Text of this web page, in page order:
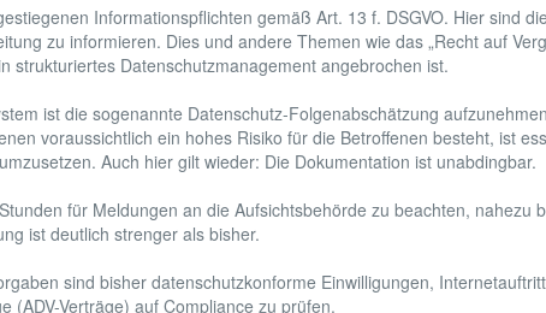
Informationspflichten gemäß Art. 13 f. DSGVO. Hier sind
zu informieren. Dies und andere Themen wie das „Recht auf
strukturiertes Datenschutzmanagement angebrochen ist.
ist die sogenannte Datenschutz-Folgenabschätzung
voraussichtlich ein hohes Risiko für die Betroffenen besteht, ist
Auch hier gilt wieder: Die Dokumentation ist unabdingbar.
für Meldungen an die Aufsichtsbehörde zu beachten, nahezu
ist deutlich strenger als bisher.
sind bisher datenschutzkonforme Einwilligungen,
(ADV-Verträge) auf Compliance zu prüfen.